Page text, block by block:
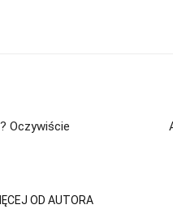
Oczywiście
OD AUTORA